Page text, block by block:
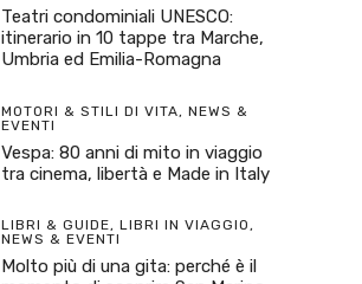
Teatri condominiali UNESCO:
itinerario in 10 tappe tra Marche,
Umbria ed Emilia-Romagna
MOTORI & STILI DI VITA, NEWS &
EVENTI
Vespa: 80 anni di mito in viaggio
tra cinema, libertà e Made in Italy
LIBRI & GUIDE, LIBRI IN VIAGGIO,
NEWS & EVENTI
Molto più di una gita: perché è il